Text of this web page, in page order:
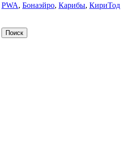
PWA, Бонаэйро, Карибы, КириТод